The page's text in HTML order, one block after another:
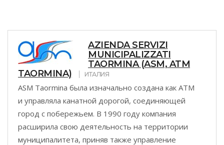
AZIENDA SERVIZI
MUNICIPALIZZATI
TAORMINA (ASM, ATM
TAORMINA)
ИТАЛИЯ
ASM Taormina была изначально создана как ATM
и управляла канатной дорогой, соединяющей
город с побережьем. В 1990 году компания
расширила свою деятельность на территории
муниципалитета, приняв также управление